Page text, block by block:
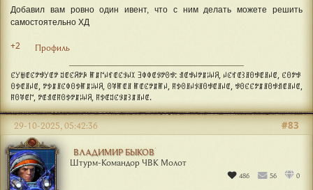
Добавил вам ровно один ивент, что с ним делать можете решить
самостоятельно ХД
+2 Профиль
ꊐꌦꁁꂅꊐꉢꃃꌦꂅꉢ ꅓꂅꊐꋪꉢꀲ ꂵꁲ꒕ꈤꃏꂅꊐꂪꈤꉧ ꎆꂈꂈꂅꂪꉢꏿꃃ: ꀊꂅꃃꈤꉢꁲꈥꈤꋪ, ꈤꊐꃏꂅ꒱ꍬꏿꃃꂅꍬꈤꂅ, ꊐꏿꉢꃃ
ꏿꉣꂅꍬꈤꂅ, ꉢꉣꁲꍬꊐꂈꏿꉣꂵꁲꈥꈤꋪ, ꏿꃥꂵꂅꍬ ꂵꂅꊐꉢꁲꂵꈤ, ꊮꉣꏿꍬꈤꂪꍬꏿꃃꂅꍬꈤꂅ, ꃃꏿꊐꊐꉢꁲꍬꏿꃃꀊꂅꍬꈤꂅ,
ꊮꏿꃥꂅ꒕, ꉢꂅꀊꂅꊮꏿꉣꉢꁲꈥꈤꋪ, ꊮꉣꂅꅓꊐꂪꁲ꒱ꁲꍬꈤꂅ.
ВЛАДИМИР БЫКОВ
Штурм-Командор ЧВК Молот
486 56 0
#83
29-10-2025, 05:42:36